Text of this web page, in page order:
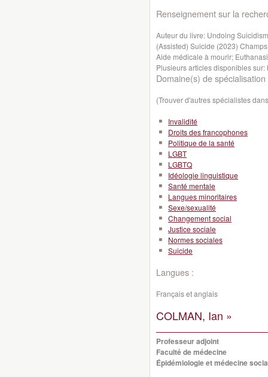
Renseignement sur la
Auteur du livre: Undoing
(Assisted) Suicide (2023)
Aide médicale à mourir;
Plusieurs articles disponibles
Domaine(s) de spécialisation
(Trouver d'autres spécialistes
Invalidité
Droits des francophones
Politique de la santé
LGBT
LGBTQ
Idéologie linguistique
Santé mentale
Langues minoritaires
Sexe/sexualité
Changement social
Justice sociale
Normes sociales
Suicide
Langues :
Français et anglais
COLMAN, Ian »
Professeur adjoint
Faculté de médecine
Épidémiologie et médecine